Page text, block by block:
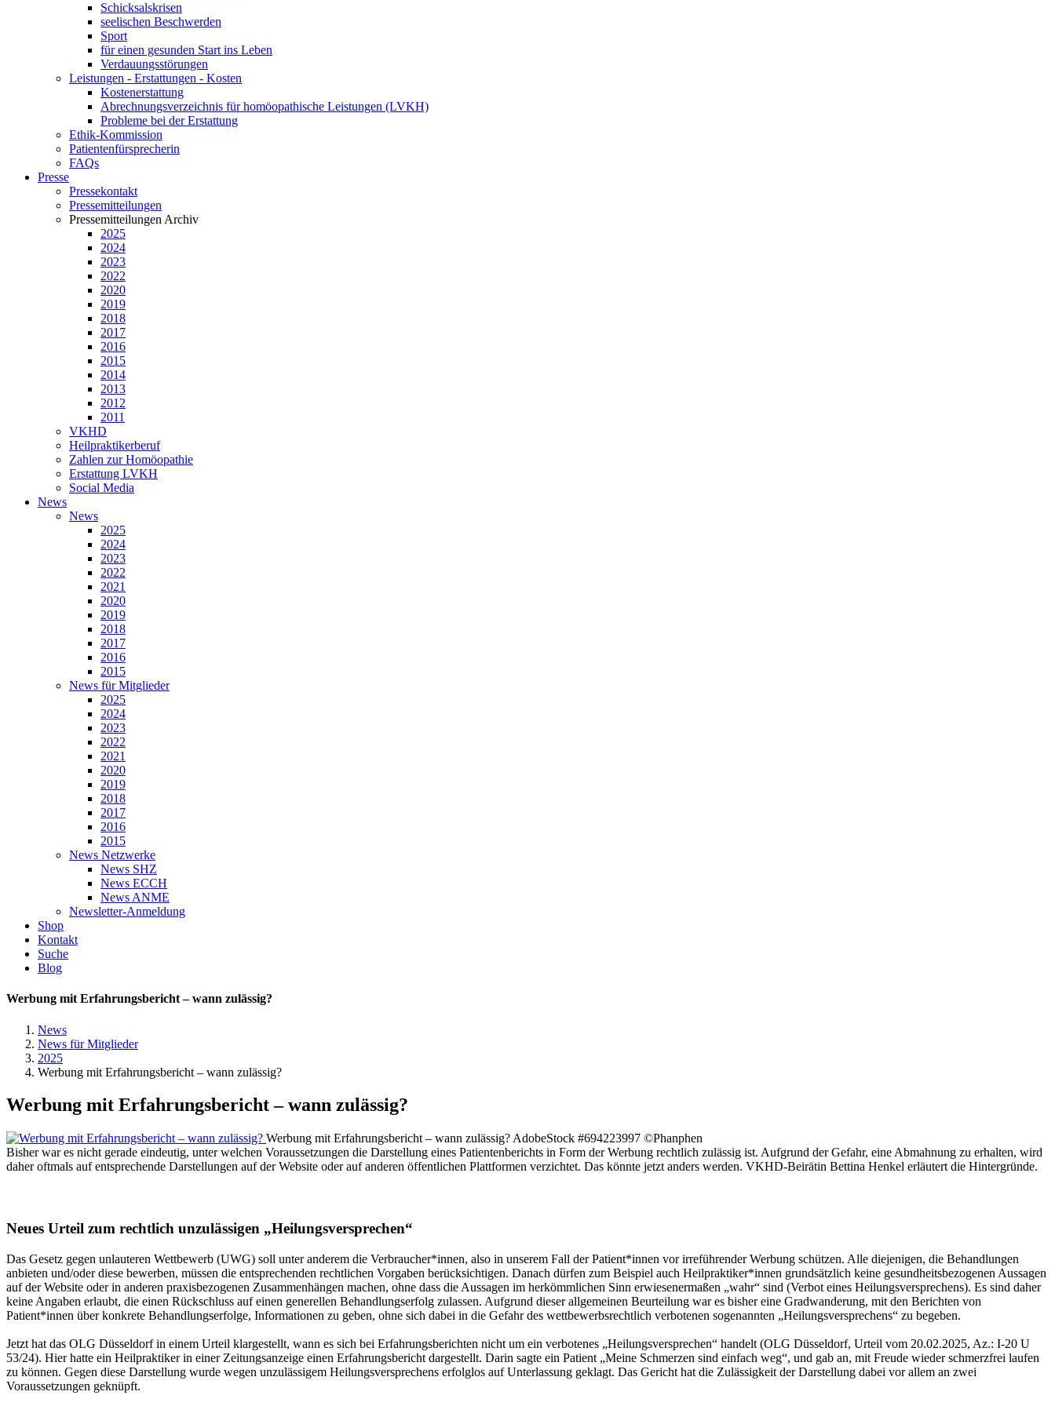
Schicksalskrisen
seelischen Beschwerden
Sport
für einen gesunden Start ins Leben
Verdauungsstörungen
Leistungen - Erstattungen - Kosten
Kostenerstattung
Abrechnungsverzeichnis für homöopathische Leistungen (LVKH)
Probleme bei der Erstattung
Ethik-Kommission
Patientenfürsprecherin
FAQs
Presse
Pressekontakt
Pressemitteilungen
Pressemitteilungen Archiv
2025
2024
2023
2022
2020
2019
2018
2017
2016
2015
2014
2013
2012
2011
VKHD
Heilpraktikerberuf
Zahlen zur Homöopathie
Erstattung LVKH
Social Media
News
News
2025
2024
2023
2022
2021
2020
2019
2018
2017
2016
2015
News für Mitglieder
2025
2024
2023
2022
2021
2020
2019
2018
2017
2016
2015
News Netzwerke
News SHZ
News ECCH
News ANME
Newsletter-Anmeldung
Shop
Kontakt
Suche
Blog
Werbung mit Erfahrungsbericht – wann zulässig?
News
News für Mitglieder
2025
Werbung mit Erfahrungsbericht – wann zulässig?
Werbung mit Erfahrungsbericht – wann zulässig?
Werbung mit Erfahrungsbericht – wann zulässig? AdobeStock #694223997 ©Phanphen
Bisher war es nicht gerade eindeutig, unter welchen Voraussetzungen die Darstellung eines Patientenberichts in Form der Werbung rechtlich zulässig ist. Aufgrund der Gefahr, eine Abmahnung zu erhalten, wird
daher oftmals auf entsprechende Darstellungen auf der Website oder auf anderen öffentlichen Plattformen verzichtet. Das könnte jetzt anders werden. VKHD-Beirätin Bettina Henkel erläutert die Hintergründe.
Neues Urteil zum rechtlich unzulässigen „Heilungsversprechen“
Das Gesetz gegen unlauteren Wettbewerb (UWG) soll unter anderem die Verbraucher*innen, also in unserem Fall der Patient*innen vor irreführender Werbung schützen. Alle diejenigen, die Behandlungen
anbieten und/oder diese bewerben, müssen die entsprechenden rechtlichen Vorgaben berücksichtigen. Danach dürfen zum Beispiel auch Heilpraktiker*innen grundsätzlich keine gesundheitsbezogenen Aussagen
auf der Website oder in anderen praxisbezogenen Zusammenhängen machen, ohne dass die Aussagen im herkömmlichen Sinn erwiesenermaßen „wahr“ sind (Verbot eines Heilungsversprechens). Es sind daher
keine Angaben erlaubt, die einen Rückschluss auf einen generellen Behandlungserfolg zulassen. Aufgrund dieser allgemeinen Beurteilung war es bisher eine Gradwanderung, mit den Berichten von
Patient*innen über konkrete Behandlungserfolge, Informationen zu geben, ohne sich dabei in die Gefahr des wettbewerbsrechtlich verbotenen sogenannten „Heilungsversprechens“ zu begeben.
Jetzt hat das OLG Düsseldorf in einem Urteil klargestellt, wann es sich bei Erfahrungsberichten nicht um ein verbotenes „Heilungsversprechen“ handelt (OLG Düsseldorf, Urteil vom 20.02.2025, Az.: I-20 U
53/24). Hier hatte ein Heilpraktiker in einer Zeitungsanzeige einen Erfahrungsbericht dargestellt. Darin sagte ein Patient „Meine Schmerzen sind einfach weg“, und gab an, mit Freude wieder schmerzfrei laufen
zu können. Gegen diese Darstellung wurde wegen unzulässigem Heilungsversprechens erfolglos auf Unterlassung geklagt. Das Gericht hat die Zulässigkeit der Darstellung dabei vor allem an zwei
Voraussetzungen geknüpft.